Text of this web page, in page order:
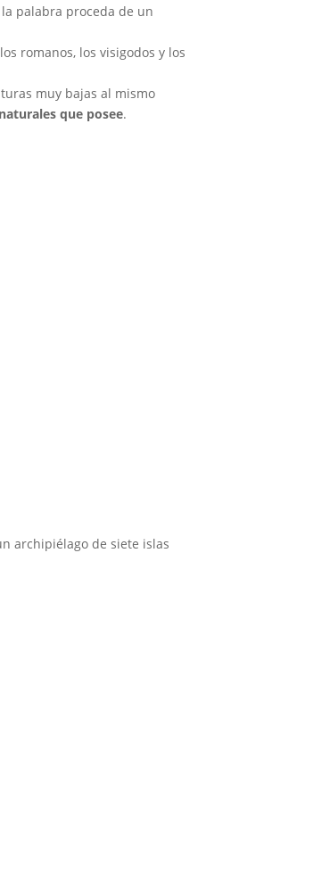
palabra proceda de un
romanos, los visigodos y los
muy bajas al mismo
que posee.
archipiélago de siete islas